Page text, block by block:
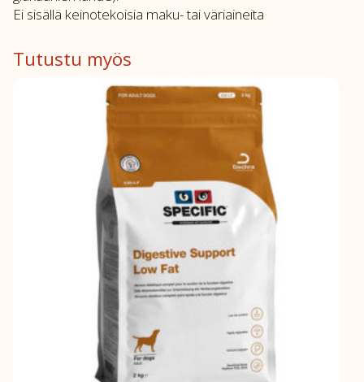
Ei sisällä keinotekoisia maku- tai väriaineita
Tutustu myös